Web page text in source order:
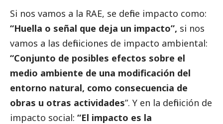
Si nos vamos a la RAE, se define impacto como:
“Huella o señal que deja un impacto”, si nos
vamos a las definiciones de impacto ambiental:
“Conjunto de posibles efectos sobre el
medio ambiente de una modificación del
entorno natural, como consecuencia de
obras u otras actividades”. Y en la definición de
impacto social: “El impacto es la